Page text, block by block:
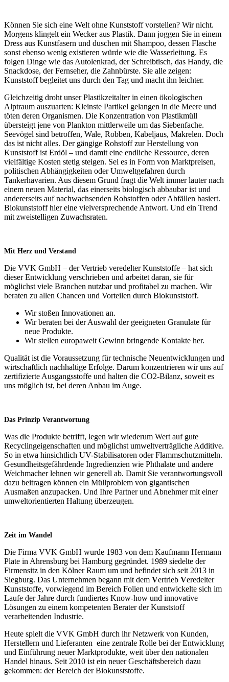
Können Sie sich eine Welt ohne Kunststoff vorstellen? Wir nicht.
Morgens klingelt ein Wecker aus Plastik. Dann joggen Sie in einem
Dress aus Kunstfasern und duschen mit Shampoo, dessen Flasche
sonst ebenso wenig existieren würde wie die Wasserleitung. Es
folgen Dinge wie das Autolenkrad, der Schreibtisch, das Handy, die
Snackdose, der Fernseher, die Zahnbürste. Sie alle zeigen:
Kunststoff begleitet uns durch den Tag und macht ihn leichter.
Gleichzeitig droht unser Plastikzeitalter in einen ökologischen
Alptraum auszuarten: Kleinste Partikel gelangen in die Meere und
töten deren Organismen. Die Konzentration von Plastikmüll
übersteigt jene von Plankton mittlerweile um das Siebenfache.
Seevögel sind betroffen, Wale, Robben, Kabeljaus, Makrelen. Doch
das ist nicht alles. Der gängige Rohstoff zur Herstellung von
Kunststoff ist Erdöl – und damit eine endliche Ressource, deren
vielfältige Kosten stetig steigen. Sei es in Form von Marktpreisen,
politischen Abhängigkeiten oder Umweltgefahren durch
Tankerhavarien. Aus diesem Grund fragt die Welt immer lauter nach
einem neuen Material, das einerseits biologisch abbaubar ist und
andererseits auf nachwachsenden Rohstoffen oder Abfällen basiert.
Biokunststoff hier eine vielversprechende Antwort. Und ein Trend
mit zweistelligen Zuwachsraten.
Mit Herz und Verstand
Die VVK GmbH – der Vertrieb veredelter Kunststoffe – hat sich
dieser Entwicklung verschrieben und arbeitet daran, sie für
möglichst viele Branchen nutzbar und profitabel zu machen. Wir
beraten zu allen Chancen und Vorteilen durch Biokunststoff.
Wir stoßen Innovationen an.
Wir beraten bei der Auswahl der geeigneten Granulate für
neue Produkte.
Wir stellen europaweit Gewinn bringende Kontakte her.
Qualität ist die Voraussetzung für technische Neuentwicklungen und
wirtschaftlich nachhaltige Erfolge. Darum konzentrieren wir uns auf
zertifizierte Ausgangsstoffe und halten die CO2-Bilanz, soweit es
uns möglich ist, bei deren Anbau im Auge.
Das Prinzip Verantwortung
Was die Produkte betrifft, legen wir wiederum Wert auf gute
Recyclingeigenschaften und möglichst umweltverträgliche Additive.
So in etwa hinsichtlich UV-Stabilisatoren oder Flammschutzmitteln.
Gesundheitsgefährdende Ingredienzien wie Phthalate und andere
Weichmacher lehnen wir generell ab. Damit Sie verantwortungsvoll
dazu beitragen können ein Müllproblem von gigantischen
Ausmaßen anzupacken. Und Ihre Partner und Abnehmer mit einer
umweltorientierten Haltung überzeugen.
Zeit im Wandel
Die Firma VVK GmbH wurde 1983 von dem Kaufmann Hermann
Plate in Ahrensburg bei Hamburg gegründet. 1989 siedelte der
Firmensitz in den Kölner Raum um und befindet sich seit 2013 in
Siegburg. Das Unternehmen begann mit dem Vertrieb Veredelter
Kunststoffe, vorwiegend im Bereich Folien und entwickelte sich im
Laufe der Jahre durch fundiertes Know-how und innovative
Lösungen zu einem kompetenten Berater der Kunststoff
verarbeitenden Industrie.
Heute spielt die VVK GmbH durch ihr Netzwerk von Kunden,
Herstellern und Lieferanten eine zentrale Rolle bei der Entwicklung
und Einführung neuer Marktprodukte, weit über den nationalen
Handel hinaus. Seit 2010 ist ein neuer Geschäftsbereich dazu
gekommen: der Bereich der Biokunststoffe.